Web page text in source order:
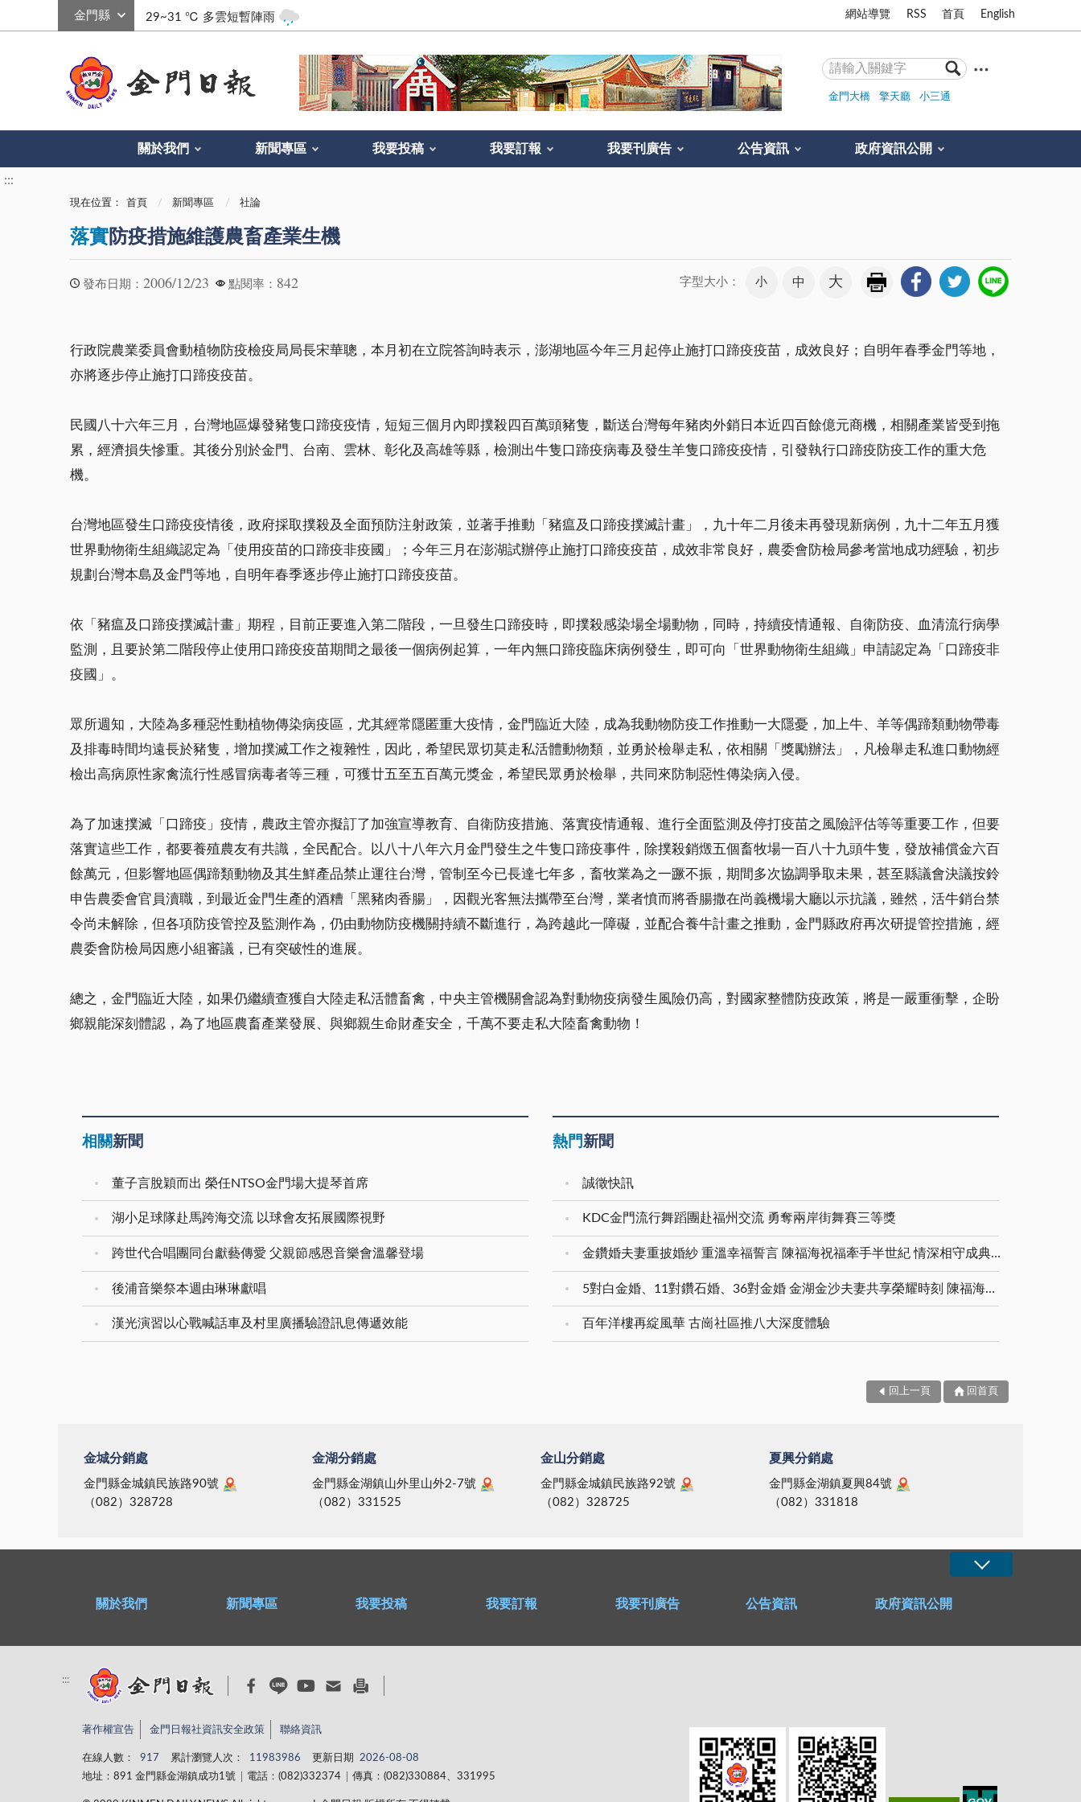
29~31 ℃ 多雲短暫陣雨 網站導覽 RSS 首頁 English
金門大橋 擎天廳 小三通
關於我們 新聞專區 我要投稿 我要訂報 我要刊廣告 公告資訊 政府資訊公開
:::
現在位置： 首頁 新聞專區 社論
落實防疫措施維護農畜產業生機
發布日期： 2006/12/23 點閱率： 842 字型大小： 小 中 大
行政院農業委員會動植物防疫檢疫局局長宋華聰，本月初在立院答詢時表示，澎湖地區今年三月起停止施打口蹄疫疫苗，成效良好；自明年春季金門等地，
亦將逐步停止施打口蹄疫疫苗。
民國八十六年三月，台灣地區爆發豬隻口蹄疫疫情，短短三個月內即撲殺四百萬頭豬隻，斷送台灣每年豬肉外銷日本近四百餘億元商機，相關產業皆受到拖
累，經濟損失慘重。其後分別於金門、台南、雲林、彰化及高雄等縣，檢測出牛隻口蹄疫病毒及發生羊隻口蹄疫疫情，引發執行口蹄疫防疫工作的重大危
機。
台灣地區發生口蹄疫疫情後，政府採取撲殺及全面預防注射政策，並著手推動「豬瘟及口蹄疫撲滅計畫」，九十年二月後未再發現新病例，九十二年五月獲
世界動物衛生組織認定為「使用疫苗的口蹄疫非疫國」；今年三月在澎湖試辦停止施打口蹄疫疫苗，成效非常良好，農委會防檢局參考當地成功經驗，初步
規劃台灣本島及金門等地，自明年春季逐步停止施打口蹄疫疫苗。
依「豬瘟及口蹄疫撲滅計畫」期程，目前正要進入第二階段，一旦發生口蹄疫時，即撲殺感染場全場動物，同時，持續疫情通報、自衛防疫、血清流行病學
監測，且要於第二階段停止使用口蹄疫疫苗期間之最後一個病例起算，一年內無口蹄疫臨床病例發生，即可向「世界動物衛生組織」申請認定為「口蹄疫非
疫國」。
眾所週知，大陸為多種惡性動植物傳染病疫區，尤其經常隱匿重大疫情，金門臨近大陸，成為我動物防疫工作推動一大隱憂，加上牛、羊等偶蹄類動物帶毒
及排毒時間均遠長於豬隻，增加撲滅工作之複雜性，因此，希望民眾切莫走私活體動物類，並勇於檢舉走私，依相關「獎勵辦法」，凡檢舉走私進口動物經
檢出高病原性家禽流行性感冒病毒者等三種，可獲廿五至五百萬元獎金，希望民眾勇於檢舉，共同來防制惡性傳染病入侵。
為了加速撲滅「口蹄疫」疫情，農政主管亦擬訂了加強宣導教育、自衛防疫措施、落實疫情通報、進行全面監測及停打疫苗之風險評估等等重要工作，但要
落實這些工作，都要養殖農友有共識，全民配合。以八十八年六月金門發生之牛隻口蹄疫事件，除撲殺銷燬五個畜牧場一百八十九頭牛隻，發放補償金六百
餘萬元，但影響地區偶蹄類動物及其生鮮產品禁止運往台灣，管制至今已長達七年多，畜牧業為之一蹶不振，期間多次協調爭取未果，甚至縣議會決議按鈴
申告農委會官員瀆職，到最近金門生產的酒糟「黑豬肉香腸」，因觀光客無法攜帶至台灣，業者憤而將香腸撒在尚義機場大廳以示抗議，雖然，活牛銷台禁
令尚未解除，但各項防疫管控及監測作為，仍由動物防疫機關持續不斷進行，為跨越此一障礙，並配合養牛計畫之推動，金門縣政府再次研提管控措施，經
農委會防檢局因應小組審議，已有突破性的進展。
總之，金門臨近大陸，如果仍繼續查獲自大陸走私活體畜禽，中央主管機關會認為對動物疫病發生風險仍高，對國家整體防疫政策，將是一嚴重衝擊，企盼
鄉親能深刻體認，為了地區農畜產業發展、與鄉親生命財產安全，千萬不要走私大陸畜禽動物！
相關新聞
董子言脫穎而出 榮任NTSO金門場大提琴首席
湖小足球隊赴馬跨海交流 以球會友拓展國際視野
跨世代合唱團同台獻藝傳愛 父親節感恩音樂會溫馨登場
後浦音樂祭本週由琳琳獻唱
漢光演習以心戰喊話車及村里廣播驗證訊息傳遞效能
熱門新聞
誠徵快訊
KDC金門流行舞蹈團赴福州交流 勇奪兩岸街舞賽三等獎
金鑽婚夫妻重披婚紗 重溫幸福誓言 陳福海祝福牽手半世紀 情深相守成典範
5對白金婚、11對鑽石婚、36對金婚 金湖金沙夫妻共享榮耀時刻 陳福海表揚金鑽婚夫妻 向半世紀相守家庭典範致敬
百年洋樓再綻風華 古崗社區推八大深度體驗
回上一頁 回首頁
金城分銷處
金門縣金城鎮民族路90號
（082）328728
金湖分銷處
金門縣金湖鎮山外里山外2-7號
（082）331525
金山分銷處
金門縣金城鎮民族路92號
（082）328725
夏興分銷處
金門縣金湖鎮夏興84號
（082）331818
關於我們 新聞專區 我要投稿 我要訂報 我要刊廣告 公告資訊 政府資訊公開
:::
著作權宣告 金門日報社資訊安全政策 聯絡資訊
在線人數： 917 累計瀏覽人次： 11983986 更新日期
2026-08-08
地址：891 金門縣金湖鎮成功1號
電話：(082)332374 傳真：(082)330884、331995